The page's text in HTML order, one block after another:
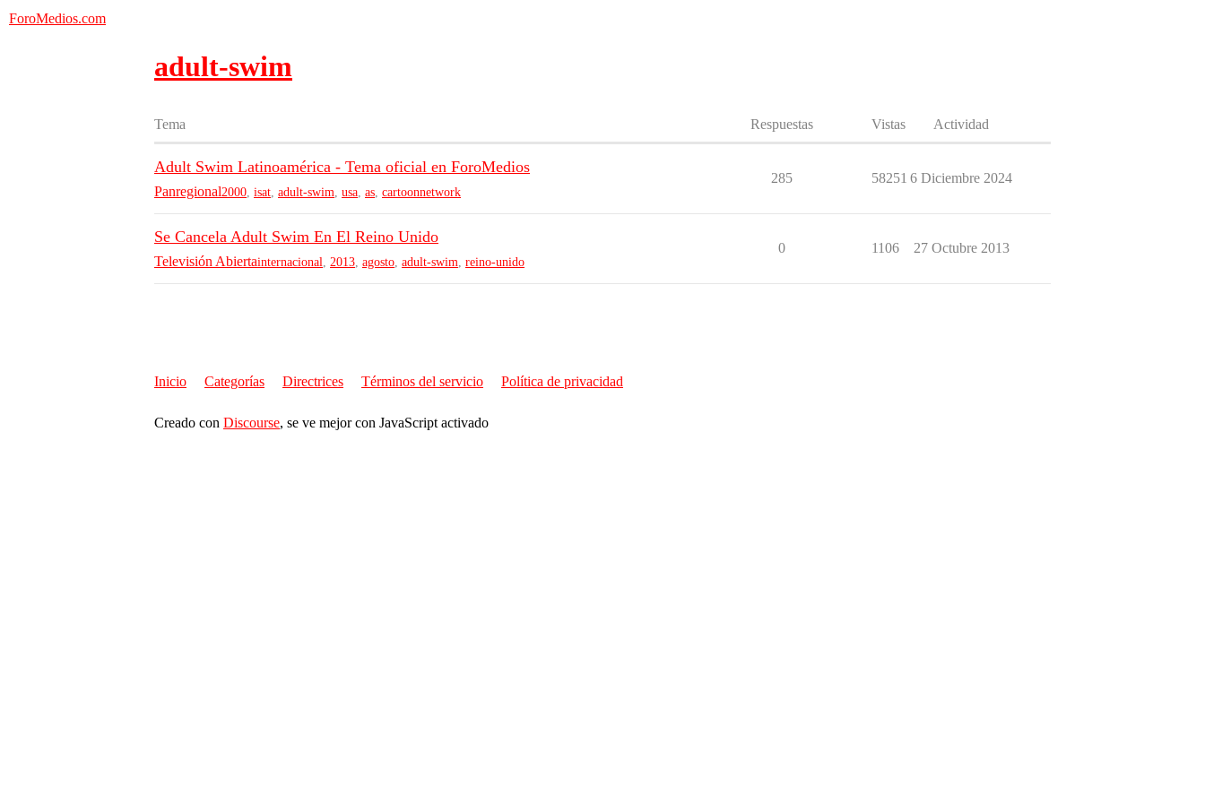
ForoMedios.com
adult-swim
Tema Respuestas Vistas Actividad
Adult Swim Latinoamérica - Tema oficial en ForoMedios
Panregional2000 isat adult-swim usa as cartoonnetwork
285 58251 6 Diciembre 2024
Se Cancela Adult Swim En El Reino Unido
Televisión Abiertainternacional 2013 agosto adult-swim reino-unido
0 1106 27 Octubre 2013
Inicio Categorías Directrices Términos del servicio Política de privacidad
Creado con Discourse, se ve mejor con JavaScript activado